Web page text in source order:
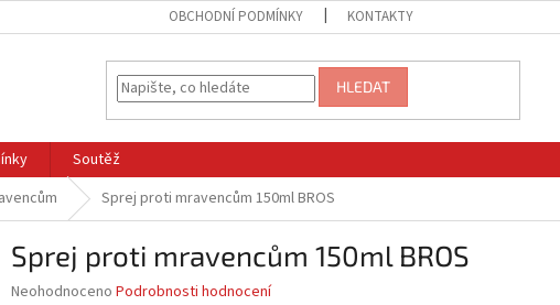
OBCHODNÍ PODMÍNKY KONTAKTY
HLEDAT
Soutěž
Sprej proti mravencům 150ml BROS
Sprej proti mravencům 150ml BROS
Průměrné
Neohodnoceno Podrobnosti hodnocení